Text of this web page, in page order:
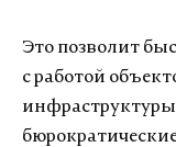
Это позволит
с работой